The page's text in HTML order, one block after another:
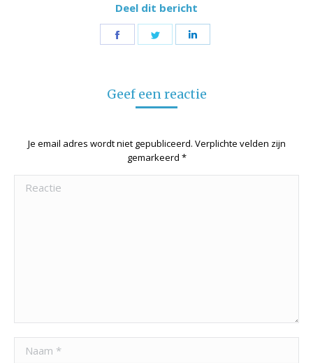
Deel dit bericht
Share
Share
Geef een reactie
Je email adres wordt niet gepubliceerd. Verplichte velden zijn
gemarkeerd *
Reactie
Naam *